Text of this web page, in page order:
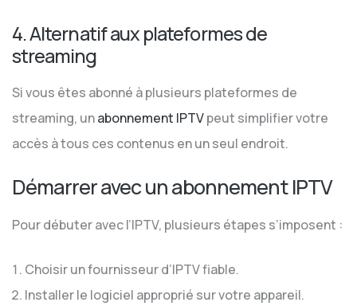
4. Alternatif aux plateformes de
streaming
Si vous êtes abonné à plusieurs plateformes de
streaming, unabonnement IPTVpeut simplifier votre
accès à tous ces contenus en un seul endroit.
Démarrer avec un abonnement IPTV
Pour débuter avec l’IPTV, plusieurs étapes s’imposent :
Choisir un fournisseur d’IPTV fiable.
Installer le logiciel approprié sur votre appareil.